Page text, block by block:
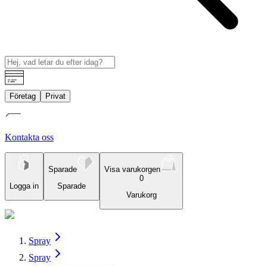
Företag Privat
Kontakta oss
Logga in
Sparade
Sparade
Visa varukorgen
0
Varukorg
Spray
Spray